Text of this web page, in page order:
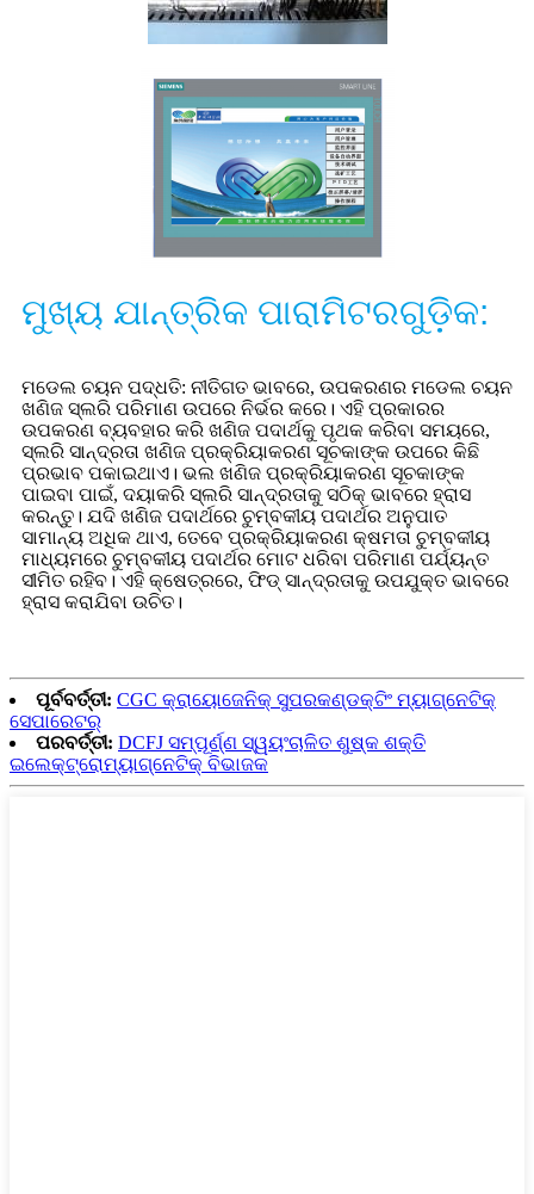
ମୁଖ୍ୟ ଯାନ୍ତ୍ରିକ ପାରାମିଟରଗୁଡ଼ିକ:
ମଡେଲ ଚୟନ ପଦ୍ଧତି: ନୀତିଗତ ଭାବରେ, ଉପକରଣର ମଡେଲ ଚୟନ
ଖଣିଜ ସ୍ଲରି ପରିମାଣ ଉପରେ ନିର୍ଭର କରେ। ଏହି ପ୍ରକାରର
ଉପକରଣ ବ୍ୟବହାର କରି ଖଣିଜ ପଦାର୍ଥକୁ ପୃଥକ କରିବା ସମୟରେ,
ସ୍ଲରି ସାନ୍ଦ୍ରତା ଖଣିଜ ପ୍ରକ୍ରିୟାକରଣ ସୂଚକାଙ୍କ ଉପରେ କିଛି
ପ୍ରଭାବ ପକାଇଥାଏ। ଭଲ ଖଣିଜ ପ୍ରକ୍ରିୟାକରଣ ସୂଚକାଙ୍କ
ପାଇବା ପାଇଁ, ଦୟାକରି ସ୍ଲରି ସାନ୍ଦ୍ରତାକୁ ସଠିକ୍ ଭାବରେ ହ୍ରାସ
କରନ୍ତୁ। ଯଦି ଖଣିଜ ପଦାର୍ଥରେ ଚୁମ୍ବକୀୟ ପଦାର୍ଥର ଅନୁପାତ
ସାମାନ୍ୟ ଅଧିକ ଥାଏ, ତେବେ ପ୍ରକ୍ରିୟାକରଣ କ୍ଷମତା ଚୁମ୍ବକୀୟ
ମାଧ୍ୟମରେ ଚୁମ୍ବକୀୟ ପଦାର୍ଥର ମୋଟ ଧରିବା ପରିମାଣ ପର୍ଯ୍ୟନ୍ତ
ସୀମିତ ରହିବ। ଏହି କ୍ଷେତ୍ରରେ, ଫିଡ୍ ସାନ୍ଦ୍ରତାକୁ ଉପଯୁକ୍ତ ଭାବରେ
ହ୍ରାସ କରାଯିବା ଉଚିତ।
ପୂର୍ବବର୍ତ୍ତୀ: CGC କ୍ରାୟୋଜେନିକ୍ ସୁପରକଣ୍ଡକ୍ଟିଂ ମ୍ୟାଗ୍ନେଟିକ୍
ସେପାରେଟର୍
ପରବର୍ତ୍ତୀ: DCFJ ସମ୍ପୂର୍ଣ୍ଣ ସ୍ୱୟଂଚାଳିତ ଶୁଷ୍କ ଶକ୍ତି
ଇଲେକ୍ଟ୍ରୋମ୍ୟାଗ୍ନେଟିକ୍ ବିଭାଜକ